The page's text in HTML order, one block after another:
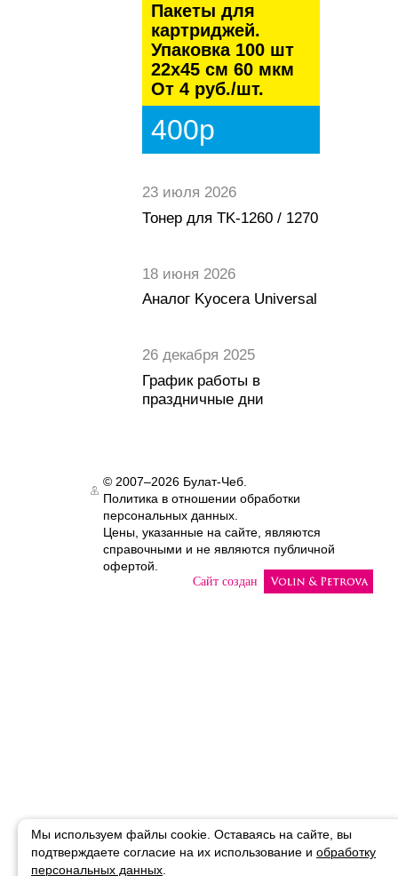
Пакеты для
картриджей.
Упаковка 100 шт
22х45 см 60 мкм
От 4 руб./шт.
400р
23 июля 2026
Тонер для TK-1260 / 1270
18 июня 2026
Аналог Kyocera Universal
26 декабря 2025
График работы в
праздничные дни
Сайт создан
© 2007–2026 Булат-Чеб.
Политика в отношении обработки
персональных данных.
Цены, указанные на сайте, являются
справочными и не являются публичной
офертой.
Authorization
Мы используем файлы cookie. Оставаясь на сайте, вы
подтверждаете согласие на их использование и обработку
персональных данных